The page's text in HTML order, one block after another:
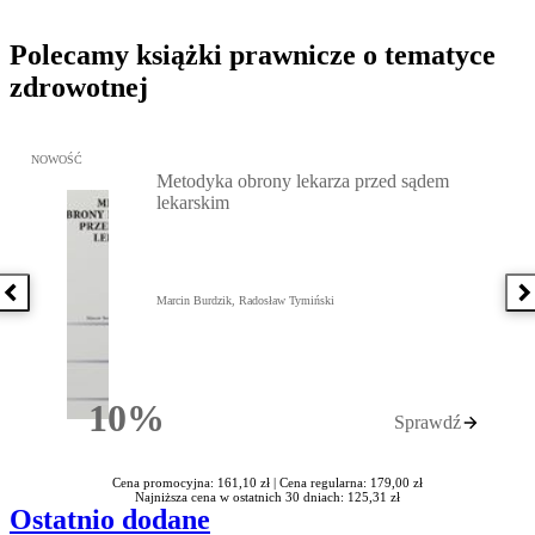
Polecamy książki prawnicze o tematyce
zdrowotnej
Poprzednia książka
Przejdź do: Metodyka obrony lekarza przed sądem lekarskim,
NOWOŚĆ
10%Rabatu
Metodyka obrony lekarza przed sądem
lekarskim
Marcin Burdzik, Radosław Tymiński
Sprawdź
Cena promocyjna: 161,10 zł | Cena regularna: 179,00 zł
Najniższa cena w ostatnich 30 dniach: 125,31 zł
Ostatnio dodane